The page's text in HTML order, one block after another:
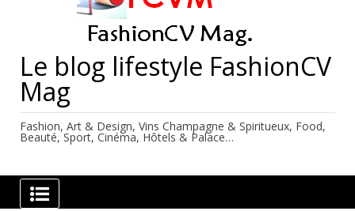
Le blog lifestyle FashionCV
Mag
Fashion, Art & Design, Vins Champagne & Spiritueux, Food,
Beauté, Sport, Cinéma, Hôtels & Palace…